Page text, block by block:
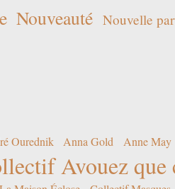
Nouveauté Nouvelle
Ourednik Anna Gold Anne May
Avouez que